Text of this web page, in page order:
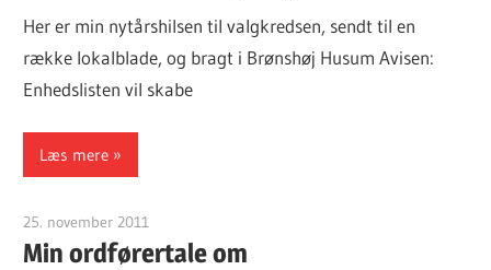
Her er min nytårshilsen til valgkredsen, sendt til en
række lokalblade, og bragt i Brønshøj Husum Avisen:
Enhedslisten vil skabe
Læs mere
25. november 2011
Min ordførertale om